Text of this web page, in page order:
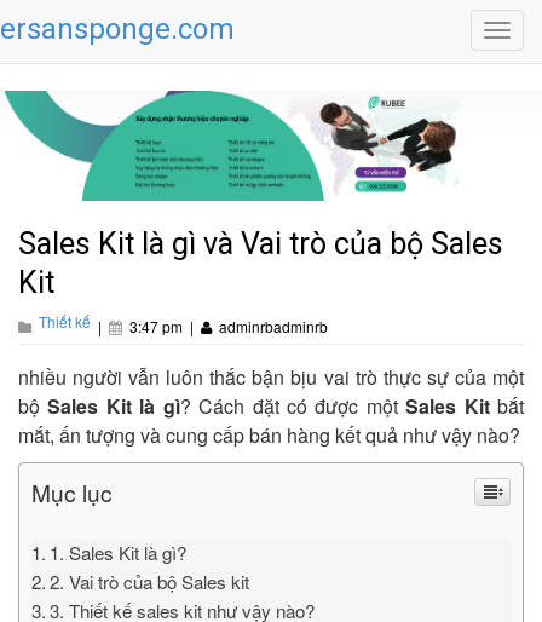
ersansponge.com
Sales Kit là gì và Vai trò của bộ Sales
Kit
Thiết kế | 3:47 pm | adminrbadminrb
nhiều người vẫn luôn thắc bận bịu vai trò thực sự của một
bộSales Kit là gì? Cách đặt có được mộtSales Kitbắt
mắt, ấn tượng và cung cấp bán hàng kết quả như vậy nào?
Mục lục
1. Sales Kit là gì?
2. Vai trò của bộ Sales kit
3. Thiết kế sales kit như vậy nào?